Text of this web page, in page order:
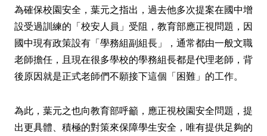
為確保校園安全，葉元之指出，過去他多次提案在國中增
設受過訓練的「校安人員」受阻，教育部應正視問題，因
國中現有政策設有「學務組副組長」，通常都由一般文職
老師擔任，且現在很多學校的學務組長都是代理老師，背
後原因就是正式老師們不願接下這個「困難」的工作。
為此，葉元之也向教育部呼籲，應正視校園安全問題，提
出更具體、積極的對策來保障學生安全，唯有提供足夠的